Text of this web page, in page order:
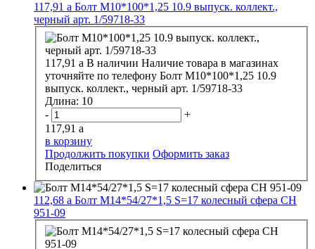
117,91 a Болт М10*100*1,25 10.9 выпуск. коллект.,
черный арт. 1/59718-33
117,91 a В наличии Наличие товара в магазинах
уточняйте по телефону Болт М10*100*1,25 10.9
выпуск. коллект., черный арт. 1/59718-33
Длина: 10
-
+
117,91 a
в корзину
Продолжить покупки Оформить заказ
Поделиться
112,68 a Болт М14*54/27*1,5 S=17 колесный сфера CH
951-09